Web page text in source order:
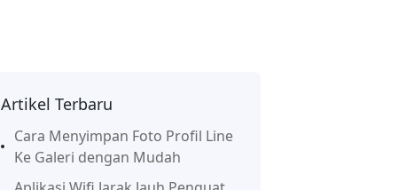
Artikel Terbaru
Cara Menyimpan Foto Profil Line
Ke Galeri dengan Mudah